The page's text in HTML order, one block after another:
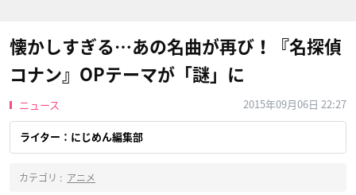
懐かしすぎる…あの名曲が再び！『名探偵
コナン』OPテーマが「謎」に
ニュース 2015年09月06日 22:27
ライター：にじめん編集部
カテゴリ : アニメ